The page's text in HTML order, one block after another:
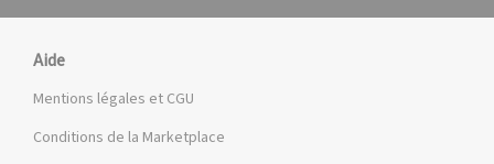
Aide
Mentions légales et CGU
Conditions de la Marketplace